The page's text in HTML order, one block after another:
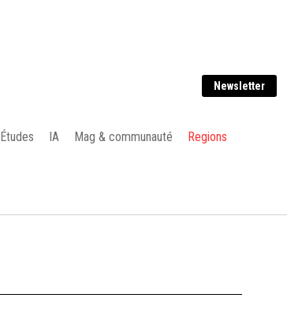
Newsletter
Études IA Mag & communauté Regions